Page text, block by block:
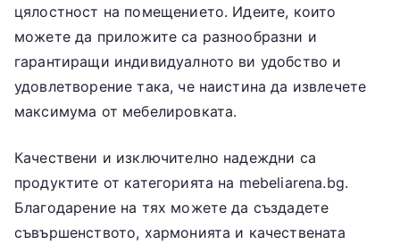
цялостност на помещението. Идеите, които
можете да приложите са разнообразни и
гарантиращи индивидуалното ви удобство и
удовлетворение така, че наистина да извлечете
максимума от мебелировката.
Качествени и изключително надеждни са
продуктите от категорията на mebeliarena.bg.
Благодарение на тях можете да създадете
съвършенството, хармонията и качествената